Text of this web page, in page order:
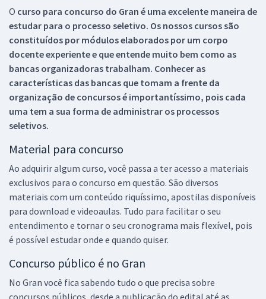
O curso para concurso do Gran é uma excelente maneira de
estudar para o processo seletivo. Os nossos cursos são
constituídos por módulos elaborados por um corpo
docente experiente e que entende muito bem como as
bancas organizadoras trabalham. Conhecer as
características das bancas que tomam a frente da
organização de concursos é importantíssimo, pois cada
uma tem a sua forma de administrar os processos
seletivos.
Material para concurso
Ao adquirir algum curso, você passa a ter acesso a materiais
exclusivos para o concurso em questão. São diversos
materiais com um conteúdo riquíssimo, apostilas disponíveis
para download e videoaulas. Tudo para facilitar o seu
entendimento e tornar o seu cronograma mais flexível, pois
é possível estudar onde e quando quiser.
Concurso público é no Gran
No Gran você fica sabendo tudo o que precisa sobre
concursos públicos, desde a publicação do edital até as